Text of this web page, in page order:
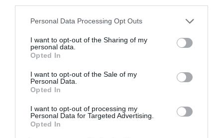
Personal Data Processing Opt Outs
I want to opt-out of the Sharing of my
personal data.
Opted In
I want to opt-out of the Sale of my
Personal Data.
Opted In
I want to opt-out of processing my
Personal Data for Targeted Advertising.
Opted In
impás y que no hayan finalizado las negociaciones
a finales del año que viene, los expertos ven una
hecho por el cual los intercambios comerciales se
regirían por las normas de la Organización Mundial
del Comercio.
AñadirVIA Empresacomo fuente preferida
de Google de forma gratuita
Mantente informado con las últimas noticias de